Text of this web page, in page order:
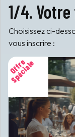
1/4.
Choisissez ci-
vous inscrire :
O
f
f
r
e
S
p
é
c
i
a
l
e